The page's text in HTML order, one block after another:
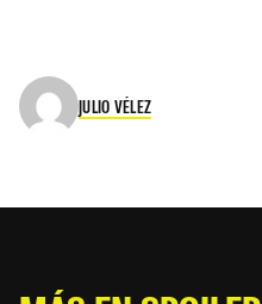
JULIO VÉLEZ